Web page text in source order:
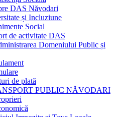
DAS Năvodari
și Incluziune
Social
de activitate DAS
Domeniului Public și
de plată
PUBLIC NĂVODARI